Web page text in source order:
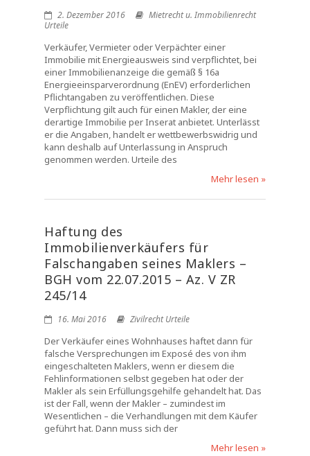
2. Dezember 2016
Mietrecht u. Immobilienrecht
Urteile
Verkäufer, Vermieter oder Verpächter einer
Immobilie mit Energieausweis sind verpflichtet, bei
einer Immobilienanzeige die gemäß § 16a
Energieeinsparverordnung (EnEV) erforderlichen
Pflichtangaben zu veröffentlichen. Diese
Verpflichtung gilt auch für einen Makler, der eine
derartige Immobilie per Inserat anbietet. Unterlässt
er die Angaben, handelt er wettbewerbswidrig und
kann deshalb auf Unterlassung in Anspruch
genommen werden. Urteile des
Mehr lesen »
Haftung des
Immobilienverkäufers für
Falschangaben seines Maklers –
BGH vom 22.07.2015 – Az. V ZR
245/14
16. Mai 2016 Zivilrecht Urteile
Der Verkäufer eines Wohnhauses haftet dann für
falsche Versprechungen im Exposé des von ihm
eingeschalteten Maklers, wenn er diesem die
Fehlinformationen selbst gegeben hat oder der
Makler als sein Erfüllungsgehilfe gehandelt hat. Das
ist der Fall, wenn der Makler – zumindest im
Wesentlichen – die Verhandlungen mit dem Käufer
geführt hat. Dann muss sich der
Mehr lesen »